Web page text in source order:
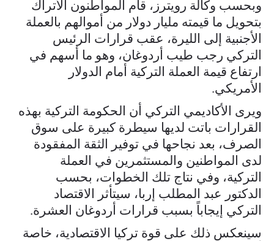
وبحسب وكالة رويترز، قام المواطنون الأتراك
بتحويل ما قيمته مليار دولار من أموالهم بالعملة
الأجنبية إلى الليرة، عقب قرارات الرئيس
التركي رجب طيب أردوغان، وهو ما أسهم في
ارتفاع قيمة العملة التركية أمام الدولار
الأمريكي.
ويرى الأكاديمي التركي أن الحكومة التركية بهذه
القرارات باتت لديها سيطرة كبيرة على سوق
الصرف، بعد نجاحها في توفير الثقة المفقودة
لدى المواطنين والمستثمرين في العملة
التركية، وفي نتاج تلك الخطوات، بحسب
الدكتور عبد المطلب إربا، سيتأثر الاقتصاد
التركي إيجاباً بسبب قرارات أردوغان العشرة.
سينعكس ذلك على قوة تركيا الاقتصادية، خاصة